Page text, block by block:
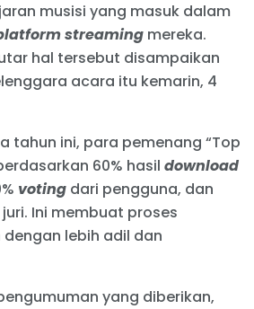
musisi yang masuk dalam
streaming mereka.
hal tersebut disampaikan
acara itu kemarin, 4
tahun ini, para pemenang “Top
60% hasil download
voting dari pengguna, dan
Ini membuat proses
lebih adil dan
yang diberikan,